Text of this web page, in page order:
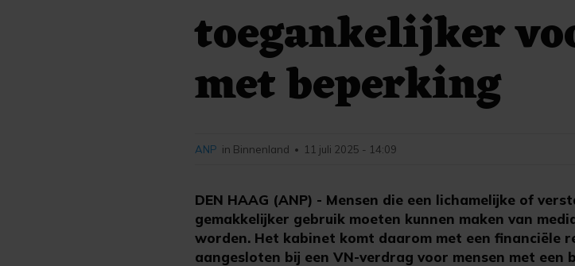
toegankelijker
met beperking
DEN HAAG (ANP) - Mensen die een lichamelijke of
gemakkelijker gebruik moeten kunnen maken van
worden. Het kabinet komt daarom met een financiële
aangesloten bij een VN-verdrag voor mensen met een
ANP in Binnenland • 11 juli 2025 - 14:09